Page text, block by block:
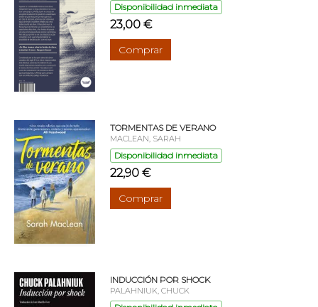
Disponibilidad inmediata
23,00 €
Comprar
TORMENTAS DE VERANO
MACLEAN, SARAH
Disponibilidad inmediata
22,90 €
Comprar
INDUCCIÓN POR SHOCK
PALAHNIUK, CHUCK